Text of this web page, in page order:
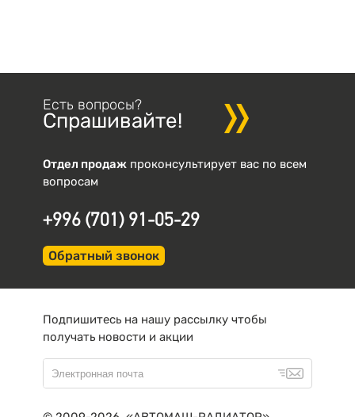
Есть вопросы?
Спрашивайте!
Отдел продаж проконсультирует вас по всем
вопросам
+996 (701) 91-05-29
Обратный звонок
Подпишитесь на нашу рассылку чтобы
получать новости и акции